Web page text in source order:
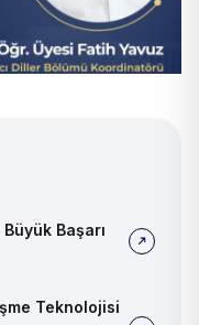
Başarı
Teknolojisi